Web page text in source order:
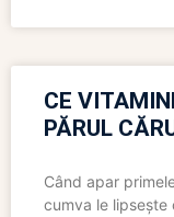
CE
PĂRUL
Când apar
cumva le lipsește